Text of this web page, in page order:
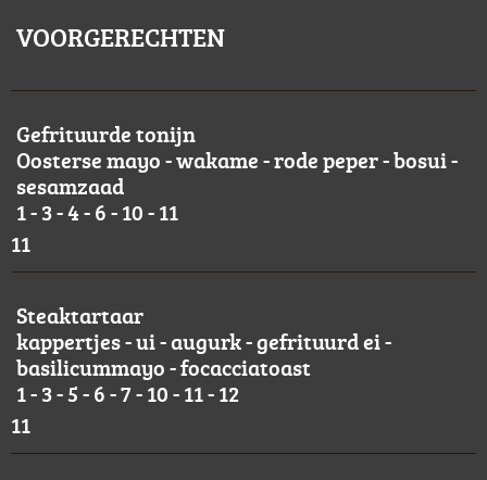
VOORGERECHTEN
Gefrituurde tonijn
Oosterse mayo - wakame - rode peper - bosui -
sesamzaad
1 - 3 - 4 - 6 - 10 - 11
11
Steaktartaar
kappertjes - ui - augurk - gefrituurd ei -
basilicummayo - focacciatoast
1 - 3 - 5 - 6 - 7 - 10 - 11 - 12
11